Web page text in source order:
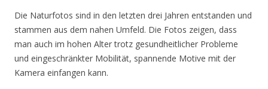
Die Naturfotos sind in den letzten drei Jahren entstanden und
stammen aus dem nahen Umfeld. Die Fotos zeigen, dass
man auch im hohen Alter trotz gesundheitlicher Probleme
und eingeschränkter Mobilität, spannende Motive mit der
Kamera einfangen kann.